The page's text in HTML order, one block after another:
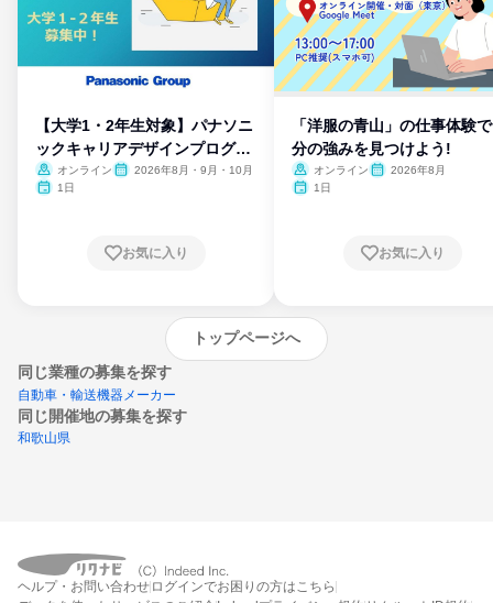
【大学1・2年生対象】パナソニ
ックキャリアデザインプログラ
ム
オンライン
2026年8月・9月・10月
1日
お気に入り
「洋服の青山」の仕事体験
分の強みを見つけよう!
オンライン
2026年8月
1日
お気に入り
トップページへ
同じ業種の募集を探す
自動車・輸送機器メーカー
同じ開催地の募集を探す
和歌山県
エントリーするとプログラムの詳細案内を
受け取れるようになります
ヘルプ・お問い合わせ ログインでお困りの方はこちら